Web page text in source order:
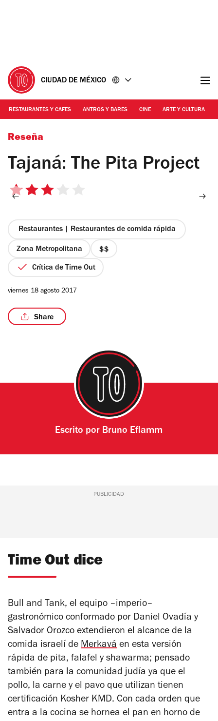
CIUDAD DE MÉXICO
RESTAURANTES Y CAFES ANTROS Y BARES CINE ARTE Y CULTURA
Foto: Roberto Beltrán
Reseña
Tajaná: The Pita Project
3
estrellas
Restaurantes | Restaurantes de comida rápida
Zona Metropolitana
precio
Crítica de Time Out
viernes 18 agosto 2017
Share
Escrito por Bruno Eflamm
PUBLICIDAD
Time Out dice
Bull and Tank, el equipo –imperio­–
gastronómico conformado por Daniel Ovadía y
Salvador Orozco extendieron el alcance de la
comida israelí de Merkavá en esta versión
rápida de pita, falafel y shawarma; pensado
también para la comunidad judía ya que el
pollo, la carne y el pavo que utilizan tienen
certificación Kosher KMD. Con cada orden que
entra a la cocina se hornea el pan en horno de